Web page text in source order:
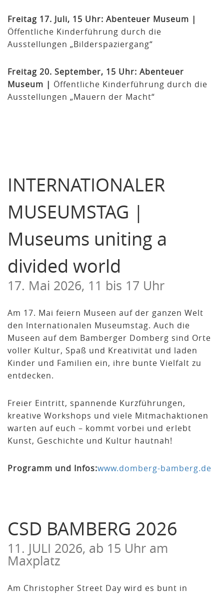
Freitag 17. Juli, 15 Uhr: Abenteuer Museum |
Öffentliche Kinderführung durch die
Ausstellungen „Bilderspaziergang“
Freitag 20. September, 15 Uhr: Abenteuer
Museum | Öffentliche Kinderführung durch die
Ausstellungen „Mauern der Macht“
INTERNATIONALER
MUSEUMSTAG |
Museums uniting a
divided world
17. Mai 2026, 11 bis 17 Uhr
Am 17. Mai feiern Museen auf der ganzen Welt
den Internationalen Museumstag. Auch die
Museen auf dem Bamberger Domberg sind Orte
voller Kultur, Spaß und Kreativität und laden
Kinder und Familien ein, ihre bunte Vielfalt zu
entdecken.
Freier Eintritt, spannende Kurzführungen,
kreative Workshops und viele Mitmachaktionen
warten auf euch – kommt vorbei und erlebt
Kunst, Geschichte und Kultur hautnah!
Programm und Infos:www.domberg-bamberg.de
CSD BAMBERG 2026
11. JULI 2026, ab 15 Uhr am
Maxplatz
Am Christopher Street Day wird es bunt in